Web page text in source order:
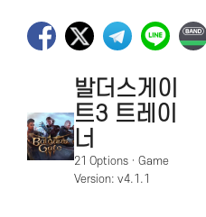
발더스게이
트3 트레이
너
21 Options · Game
Version: v4.1.1